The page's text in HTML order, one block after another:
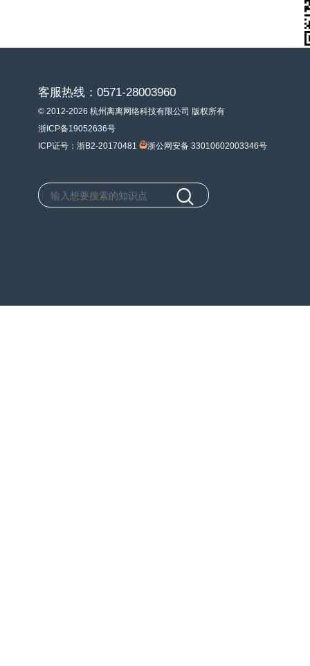
客服热线：0571-28003960
© 2012-2026 杭州离离网络科技有限公司 版权所有
浙ICP备19052636号
ICP证号：浙B2-20170481
浙公网安备 33010602003346号